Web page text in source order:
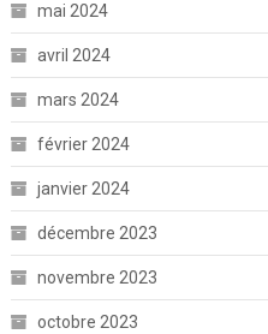
mai 2024
avril 2024
mars 2024
février 2024
janvier 2024
décembre 2023
novembre 2023
octobre 2023